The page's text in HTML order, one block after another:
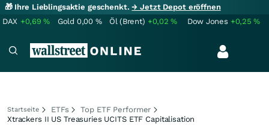
🎁 Ihre Lieblingsaktie geschenkt.→ Jetzt Depot eröffnen
DAX +0,69% Gold 0,00 % Öl (Brent) +0,02% Dow Jones +0,25%
Startseite ETFs
Top ETF Performer
Xtrackers II US Treasuries UCITS ETF Capitalisation